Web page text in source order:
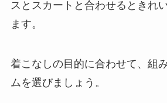
スとスカートと合わせるときれ
ます。
着こなしの目的に合わせて、組
ムを選びましょう。